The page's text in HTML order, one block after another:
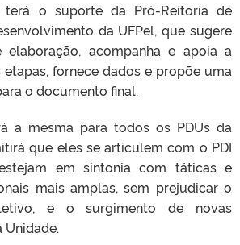
o suporte da Pró-Reitoria de
da UFPel, que sugere
acompanha e apoia a
fornece dados e propõe uma
o documento final.
a mesma para todos os PDUs da
que eles se articulem com o PDI
em sintonia com táticas e
mais amplas, sem prejudicar o
e o surgimento de novas
Unidade.